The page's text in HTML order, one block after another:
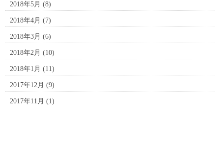
2018年5月 (8)
2018年4月 (7)
2018年3月 (6)
2018年2月 (10)
2018年1月 (11)
2017年12月 (9)
2017年11月 (1)